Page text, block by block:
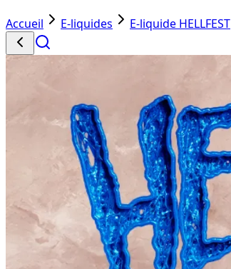
Accueil E-liquides E-liquide HELLFEST